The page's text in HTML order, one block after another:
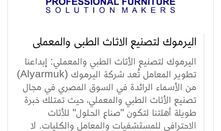
اليرموك لتصنيع الاثاث الطبى والمعملى
اليرموك لتصنيع الأثاث الطبي والمعملي: إبداعنا
تطوير المعامل تُعد شركة اليرموك (Alyarmuk)
من الأسماء الرائدة في السوق المصري في مجال
تصنيع الأثاث الطبي والمعملي، حيث تمتلك خبرة
طويلة أهلتنا لتكون "صناع الحلول" للأثاث
الاحترافي للمستشفيات والمعامل والكليات. لا